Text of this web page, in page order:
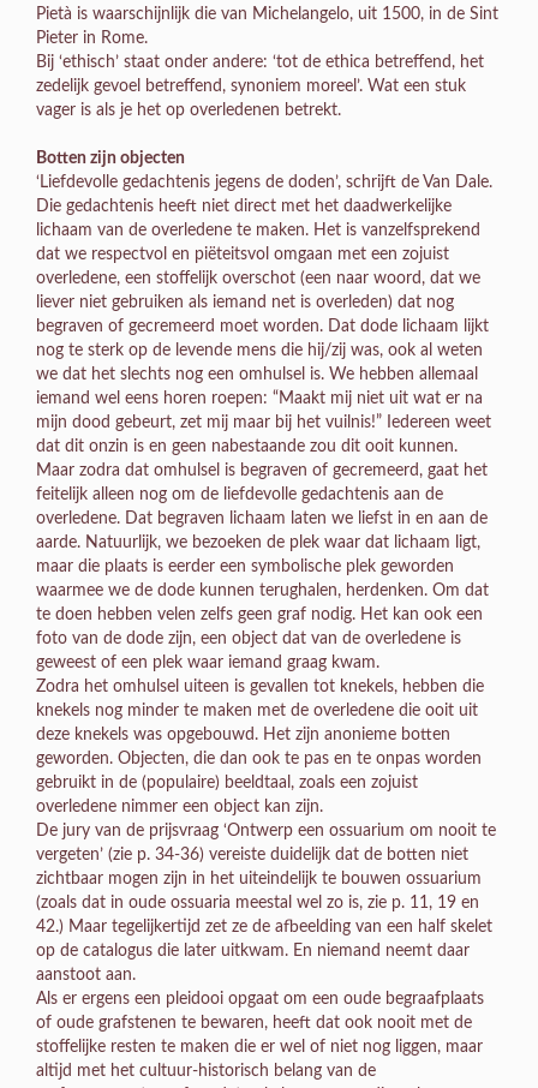
Pietà is waarschijnlijk die van Michelangelo, uit 1500, in de Sint
Pieter in Rome.
Bij ‘ethisch’ staat onder andere: ‘tot de ethica betreffend, het
zedelijk gevoel betreffend, synoniem moreel’. Wat een stuk
vager is als je het op overledenen betrekt.
Botten zijn objecten
‘Liefdevolle gedachtenis jegens de doden’, schrijft de Van Dale.
Die gedachtenis heeft niet direct met het daadwerkelijke
lichaam van de overledene te maken. Het is vanzelfsprekend
dat we respectvol en piëteitsvol omgaan met een zojuist
overledene, een stoffelijk overschot (een naar woord, dat we
liever niet gebruiken als iemand net is overleden) dat nog
begraven of gecremeerd moet worden. Dat dode lichaam lijkt
nog te sterk op de levende mens die hij/zij was, ook al weten
we dat het slechts nog een omhulsel is. We hebben allemaal
iemand wel eens horen roepen: “Maakt mij niet uit wat er na
mijn dood gebeurt, zet mij maar bij het vuilnis!” Iedereen weet
dat dit onzin is en geen nabestaande zou dit ooit kunnen.
Maar zodra dat omhulsel is begraven of gecremeerd, gaat het
feitelijk alleen nog om de liefdevolle gedachtenis aan de
overledene. Dat begraven lichaam laten we liefst in en aan de
aarde. Natuurlijk, we bezoeken de plek waar dat lichaam ligt,
maar die plaats is eerder een symbolische plek geworden
waarmee we de dode kunnen terughalen, herdenken. Om dat
te doen hebben velen zelfs geen graf nodig. Het kan ook een
foto van de dode zijn, een object dat van de overledene is
geweest of een plek waar iemand graag kwam.
Zodra het omhulsel uiteen is gevallen tot knekels, hebben die
knekels nog minder te maken met de overledene die ooit uit
deze knekels was opgebouwd. Het zijn anonieme botten
geworden. Objecten, die dan ook te pas en te onpas worden
gebruikt in de (populaire) beeldtaal, zoals een zojuist
overledene nimmer een object kan zijn.
De jury van de prijsvraag ‘Ontwerp een ossuarium om nooit te
vergeten’ (zie p. 34-36) vereiste duidelijk dat de botten niet
zichtbaar mogen zijn in het uiteindelijk te bouwen ossuarium
(zoals dat in oude ossuaria meestal wel zo is, zie p. 11, 19 en
42.) Maar tegelijkertijd zet ze de afbeelding van een half skelet
op de catalogus die later uitkwam. En niemand neemt daar
aanstoot aan.
Als er ergens een pleidooi opgaat om een oude begraafplaats
of oude grafstenen te bewaren, heeft dat ook nooit met de
stoffelijke resten te maken die er wel of niet nog liggen, maar
altijd met het cultuur-historisch belang van de